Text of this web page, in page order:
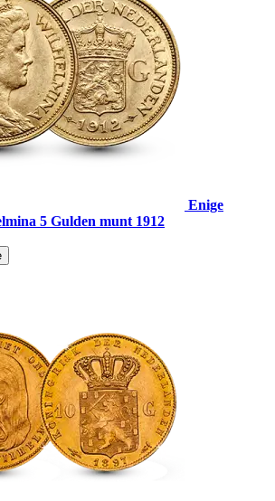
Enige
5 Gulden munt 1912